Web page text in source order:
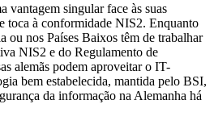
vantagem singular face às suas
toca à conformidade NIS2. Enquanto
ou nos Países Baixos têm de trabalhar
NIS2 e do Regulamento de
alemãs podem aproveitar o IT-
bem estabelecida, mantida pelo BSI,
da informação na Alemanha há